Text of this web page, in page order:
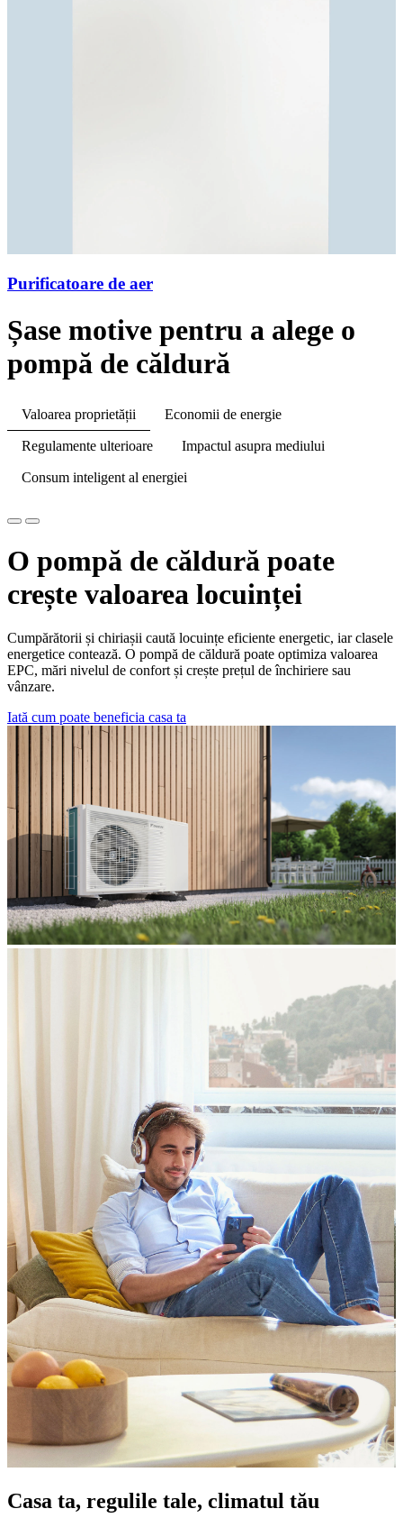
Purificatoare de aer
Șase motive pentru a alege o
pompă de căldură
Valoarea proprietății Economii de energie
Regulamente ulterioare Impactul asupra mediului
Consum inteligent al energiei
O pompă de căldură poate
crește valoarea locuinței
Cumpărătorii și chiriașii caută locuințe eficiente energetic, iar clasele
energetice contează. O pompă de căldură poate optimiza valoarea
EPC, mări nivelul de confort și crește prețul de închiriere sau
vânzare.
Iată cum poate beneficia casa ta
Casa ta, regulile tale, climatul tău